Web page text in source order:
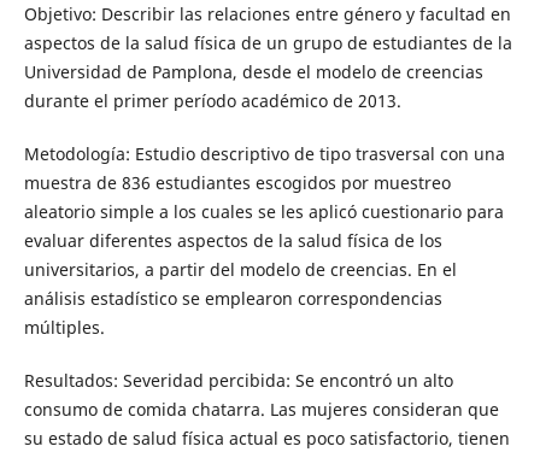
Objetivo: Describir las relaciones entre género y facultad en
aspectos de la salud física de un grupo de estudiantes de la
Universidad de Pamplona, desde el modelo de creencias
durante el primer período académico de 2013.
Metodología: Estudio descriptivo de tipo trasversal con una
muestra de 836 estudiantes escogidos por muestreo
aleatorio simple a los cuales se les aplicó cuestionario para
evaluar diferentes aspectos de la salud física de los
universitarios, a partir del modelo de creencias. En el
análisis estadístico se emplearon correspondencias
múltiples.
Resultados: Severidad percibida: Se encontró un alto
consumo de comida chatarra. Las mujeres consideran que
su estado de salud física actual es poco satisfactorio, tienen